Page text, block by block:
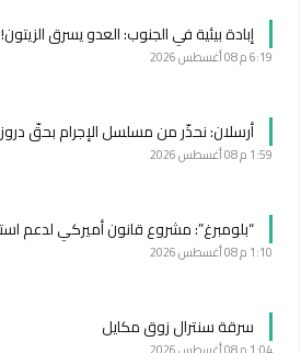
إبادة بيئية في الجنوب: العدو يسرق الزيتون!
6:19 م 08 أغسطس 2026
أرسلان: نحذّر من مسلسل الإجرام بحقّ
1:59 م 08 أغسطس 2026
“بلومبرغ”: مشروع قانون أميركي لدعم
1:10 م 08 أغسطس 2026
سرقة سنترال زوق مكايل